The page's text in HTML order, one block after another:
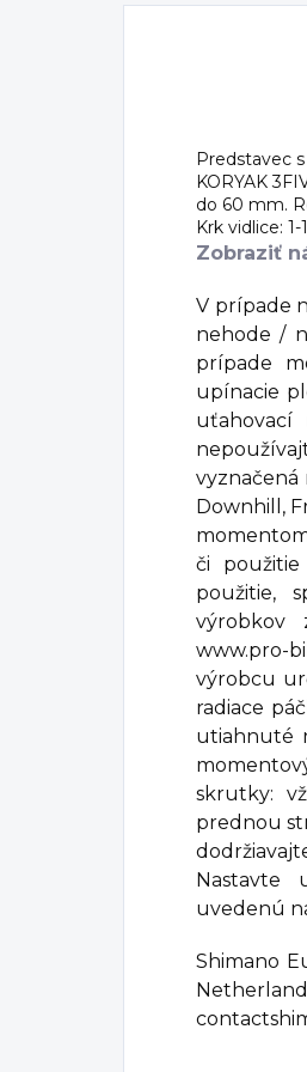
Predstavec
KORYAK
do 60 mm.
Krk vidlice:
Zobraziť
V prípade
nehode /
prípade
upínacie
vyznačená
Downhill,
či
použitie,
výrobkov
www.pro-
výrobcu
radiace
utiahnuté
skrutky:
prednou
Nastavte
uvedenú
Shimano